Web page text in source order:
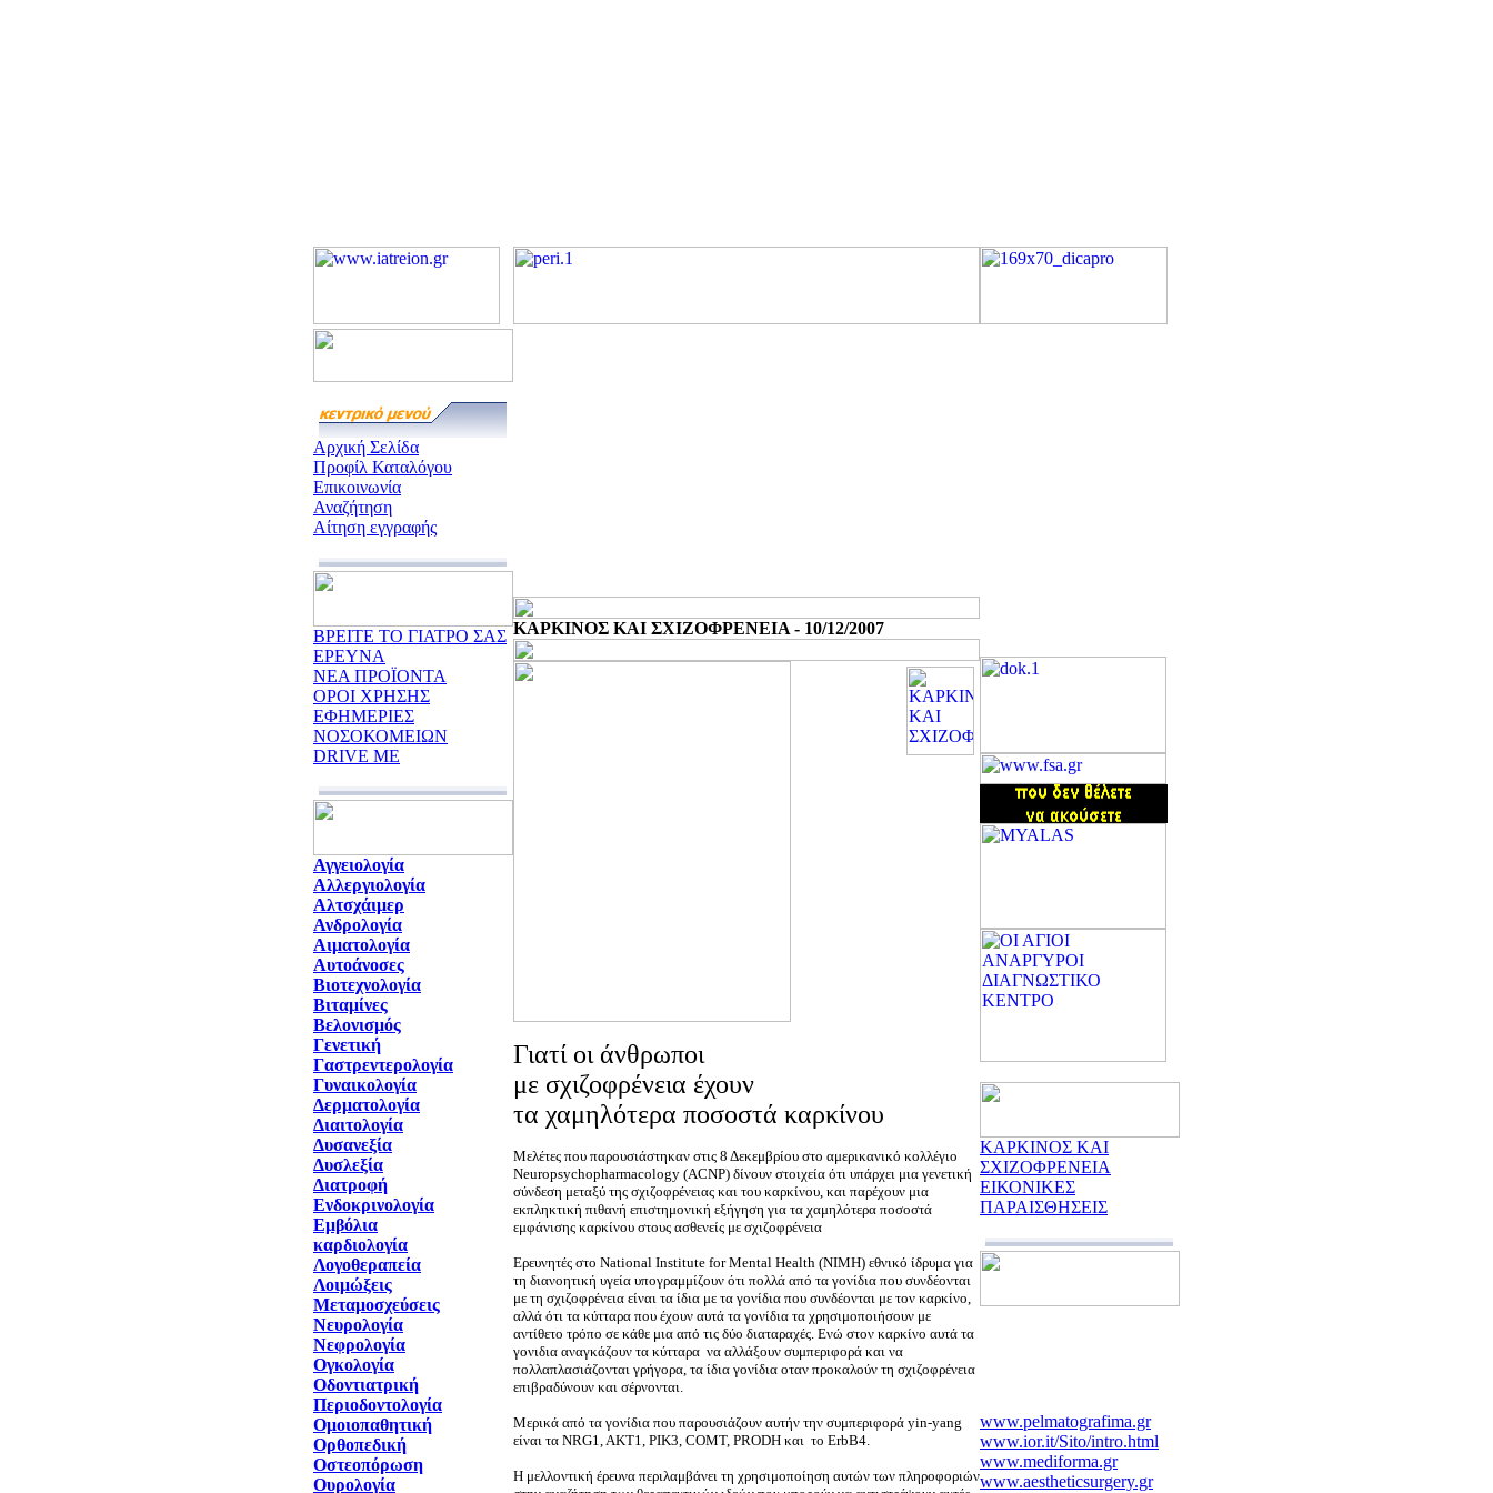
Αρχική Σελίδα
Προφίλ Καταλόγου
Επικοινωνία
Αναζήτηση
Αίτηση εγγραφής
ΒΡΕΙΤΕ ΤΟ ΓΙΑΤΡΟ ΣΑΣ
ΕΡΕΥΝΑ
ΝΕΑ ΠΡΟΪΟΝΤΑ
ΟΡΟΙ ΧΡΗΣΗΣ
ΕΦΗΜΕΡΙΕΣ
ΝΟΣΟΚΟΜΕΙΩΝ
DRIVE ME
Αγγειολογία
Αλλεργιολογία
Αλτσχάιμερ
Ανδρολογία
Αιματολογία
Αυτοάνοσες
Βιοτεχνολογία
Βιταμίνες
Βελονισμός
Γενετική
Γαστρεντερολογία
Γυναικολογία
Δερματολογία
Διαιτολογία
Δυσανεξία
Δυσλεξία
Διατροφή
Ενδοκρινολογία
Εμβόλια
καρδιολογία
Λογοθεραπεία
Λοιμώξεις
Μεταμοσχεύσεις
Νευρολογία
Νεφρολογία
Ογκολογία
Οδοντιατρική
Περιοδοντολογία
Ομοιοπαθητική
Ορθοπεδική
Οστεοπόρωση
Ουρολογία
ΚΑΡΚΙΝΟΣ ΚΑΙ ΣΧΙΖΟΦΡΕΝΕΙΑ - 10/12/2007
Γιατί οι άνθρωποι
με σχιζοφρένεια έχουν
τα χαμηλότερα ποσοστά καρκίνου
Μελέτες που παρουσιάστηκαν στις 8 Δεκεμβρίου στο αμερικανικό κολλέγιο
Neuropsychopharmacology (ACNP) δίνουν στοιχεία ότι υπάρχει μια γενετική
σύνδεση μεταξύ της σχιζοφρένειας και του καρκίνου, και παρέχουν μια
εκπληκτική πιθανή επιστημονική εξήγηση για τα χαμηλότερα ποσοστά
εμφάνισης καρκίνου στους ασθενείς με σχιζοφρένεια
Eρευνητές στο National Institute for Mental Health (NIMH) εθνικό ίδρυμα για
τη διανοητική υγεία υπογραμμίζουν ότι πολλά από τα γονίδια που συνδέονται
με τη σχιζοφρένεια είναι τα ίδια με τα γονίδια που συνδέονται με τον καρκίνο,
αλλά ότι τα κύτταρα που έχουν αυτά τα γονίδια τα χρησιμοποιήσουν με
αντίθετο τρόπο σε κάθε μια από τις δύο διαταραχές. Ενώ στον καρκίνο αυτά τα
γονιδια αναγκάζουν τα κύτταρα να αλλάξουν συμπεριφορά και να
πολλαπλασιάζονται γρήγορα, τα ίδια γονίδια οταν προκαλούν τη σχιζοφρένεια
επιβραδύνουν και σέρνονται.
Μερικά από τα γονίδια που παρουσιάζουν αυτήν την συμπεριφορά yin-yang
είναι τα NRG1, AKT1, PIK3, COMT, PRODH και το ErbB4.
H μελλοντική έρευνα περιλαμβάνει τη χρησιμοποίηση αυτών των πληροφοριών
ΚΑΡΚΙΝΟΣ ΚΑΙ
ΣΧΙΖΟΦΡΕΝΕΙΑ
ΕΙΚΟΝΙΚΕΣ
ΠΑΡΑΙΣΘΗΣΕΙΣ
www.pelmatografima.gr
www.ior.it/Sito/intro.html
www.mediforma.gr
www.aestheticsurgery.gr